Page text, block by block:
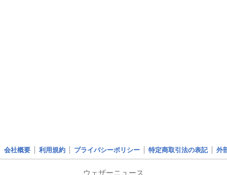
会社概要 利用規約 プライバシーポリシー 特定商取引法の表記 外
ウェザーニュース